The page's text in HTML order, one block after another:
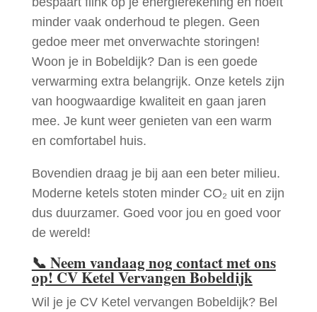
minder vaak onderhoud te plegen. Geen
gedoe meer met onverwachte storingen!
Woon je in Bobeldijk? Dan is een goede
verwarming extra belangrijk. Onze ketels zijn
van hoogwaardige kwaliteit en gaan jaren
mee. Je kunt weer genieten van een warm
en comfortabel huis.
Bovendien draag je bij aan een beter milieu.
Moderne ketels stoten minder CO₂ uit en zijn
dus duurzamer. Goed voor jou en goed voor
de wereld!
📞 Neem vandaag nog contact met ons
op! CV Ketel Vervangen Bobeldijk
Wil je je CV Ketel vervangen Bobeldijk? Bel